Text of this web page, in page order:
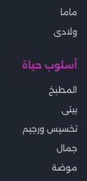
ماما
ولادى
أسلوب حياة
المطبخ
بيتى
تخسيس ورجيم
جمال
موضة